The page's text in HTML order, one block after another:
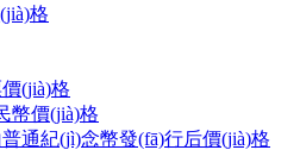
格
(jià)格
幣價(jià)格
通紀(jì)念幣發(fā)行后價(jià)格